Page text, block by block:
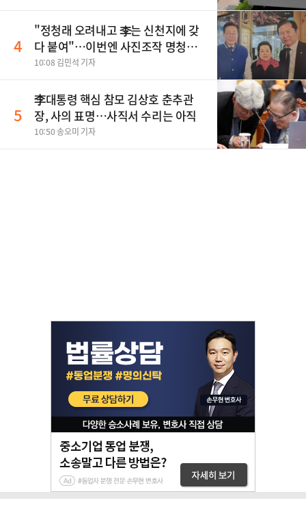
4
"정청래 오려내고 李는 신천지에 갖
다 붙여"…이번엔 사진조작 명청대
전
10:08 김민석 기자
5
李대통령 핵심 참모 김상호 춘추관
장, 사의 표명…사직서 수리는 아직
10:50 송오미 기자